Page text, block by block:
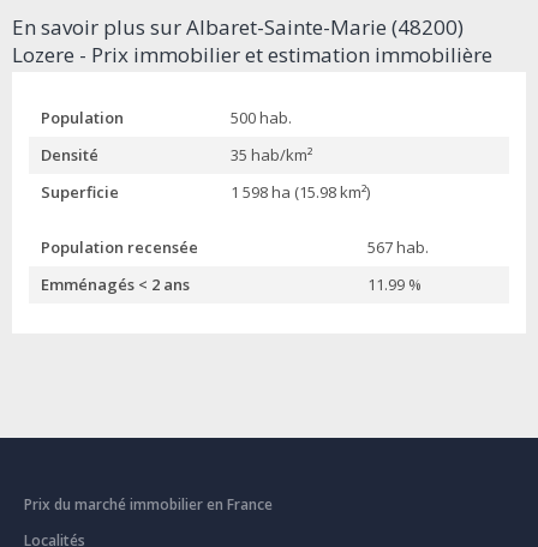
En savoir plus sur Albaret-Sainte-Marie (48200)
Lozere - Prix immobilier et estimation immobilière
Population
500 hab.
Densité
35 hab/km²
Superficie
1 598 ha (15.98 km²)
Population recensée
567 hab.
Emménagés < 2 ans
11.99 %
Prix du marché immobilier en France
Localités